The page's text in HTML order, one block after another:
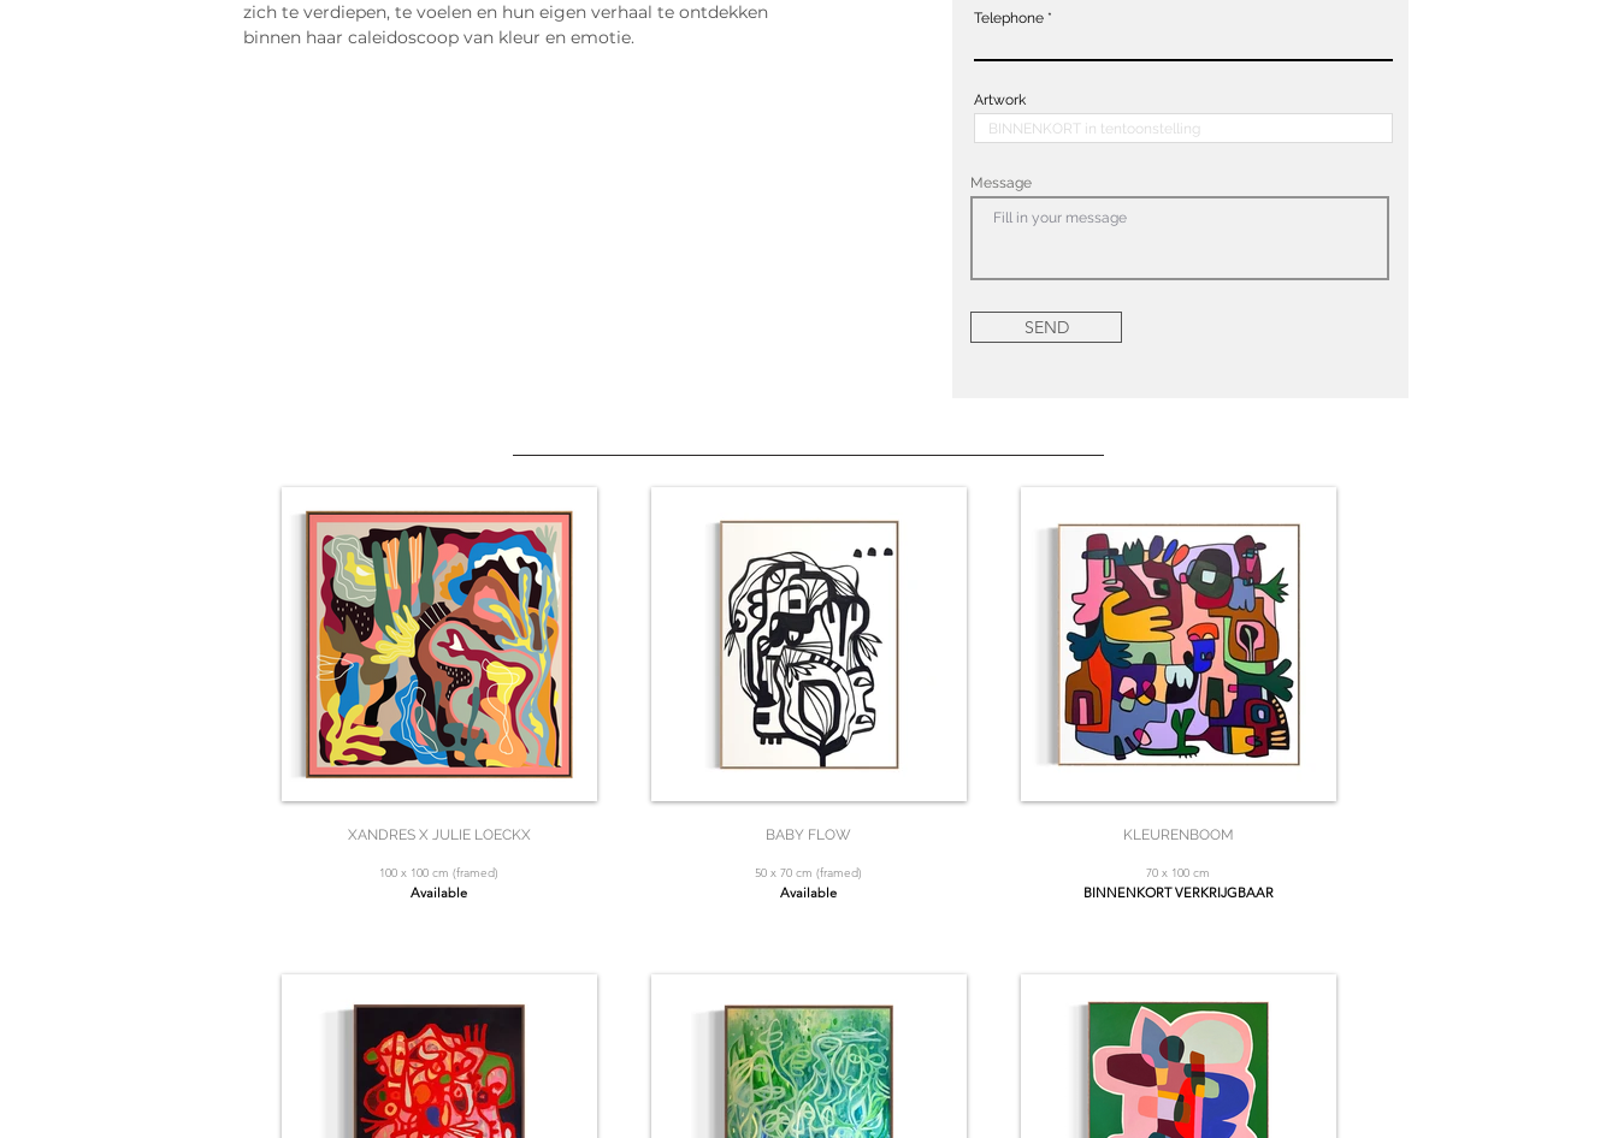
zich te verdiepen, te voelen en hun eigen verhaal te ontdekken
binnen haar caleidoscoop van kleur en emotie.
Telephone
Artwork
Message
SEND
XANDRES X JULIE LOECKX
100 x 100 cm (framed)
Available
BABY FLOW
50 x 70 cm (framed)
Available
KLEURENBOOM
70 x 100 cm
BINNENKORT VERKRIJGBAAR